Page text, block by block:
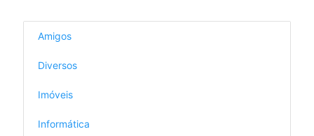
Amigos
Diversos
Imóveis
Informática